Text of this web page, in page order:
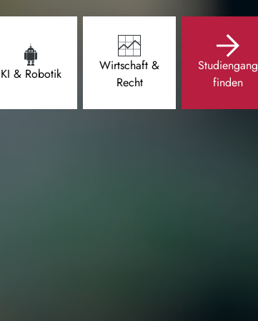
KI & Robotik
Wirtschaft &
Recht
Studiengang
finden